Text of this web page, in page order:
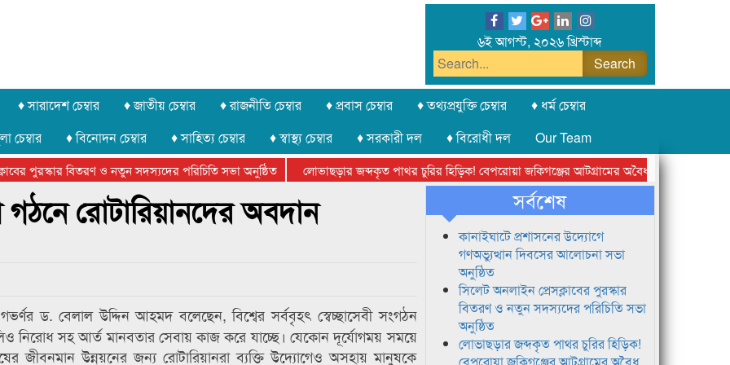
৬ই আগস্ট, ২০২৬ খ্রিস্টাব্দ
♦ সারাদেশ চেম্বার ♦ জাতীয় চেম্বার ♦ রাজনীতি চেম্বার ♦ প্রবাস চেম্বার ♦ তথ্যপ্রযুক্তি চেম্বার
♦ ধর্ম চেম্বার
চেম্বার ♦ বিনোদন চেম্বার ♦ সাহিত্য চেম্বার ♦ স্বাস্থ্য চেম্বার ♦ সরকারী দল ♦ বিরোধী দল
Our Team
পুরস্কার বিতরণ ও নতুন সদস্যদের পরিচিতি সভা অনুষ্ঠিত
লোভাছড়ার জব্দকৃত পাথর চুরির হিড়িক! বেপরোয়া জকিগঞ্জের আটগ্রামের অবৈধ ক্রাশার জোন চক্র
খুনি সায়েমের আদালতে আত্মসমর্পন, ৫ দিনের রিমান্ড চাইবে পুলিশ
গঠনে রোটারিয়ানদের অবদান
গভর্ণর ড. বেলাল উদ্দিন আহমদ বলেছেন, বিশ্বের সর্ববৃহৎ স্বেচ্ছাসেবী সংগঠন
নিরোধ সহ আর্ত মানবতার সেবায় কাজ করে যাচ্ছে। যেকোন দূর্যোগময় সময়ে
জীবনমান উন্নয়নের জন্য রোটারিয়ানরা ব্যক্তি উদ্যোগেও অসহায় মানুষকে
সর্বশেষ
কানাইঘাটে প্রশাসনের উদ্যোগে
গণঅভ্যুত্থান দিবসের আলোচনা সভা
অনুষ্ঠিত
সিলেট অনলাইন প্রেসক্লাবের পুরস্কার
বিতরণ ও নতুন সদস্যদের পরিচিতি সভা
অনুষ্ঠিত
লোভাছড়ার জব্দকৃত পাথর চুরির হিড়িক!